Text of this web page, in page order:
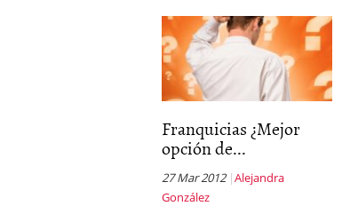
Franquicias ¿Mejor
opción de...
27 Mar 2012 Alejandra
González